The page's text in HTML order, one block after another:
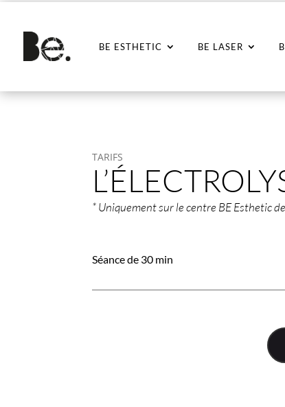
BE ESTHETIC BE LASER
TARIFS
* Uniquement sur le centre BE Esthetic
Séance de 30 min